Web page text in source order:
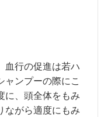
血行の促進は若ハ
ャンプーの際にこ
に、頭全体をもみ
ながら適度にもみ